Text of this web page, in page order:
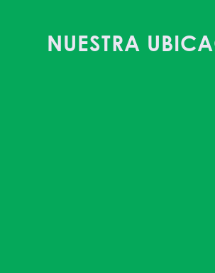
NUESTRA